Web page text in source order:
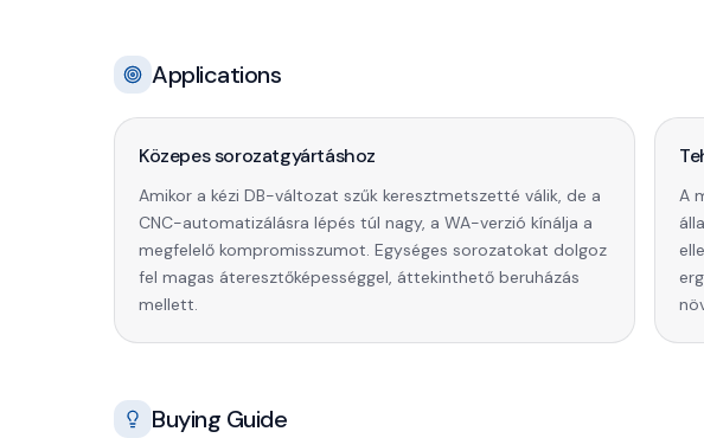
Applications
Közepes sorozatgyártáshoz
Amikor a kézi DB-változat szűk keresztmetszetté válik, de a
CNC-automatizálásra lépés túl nagy, a WA-verzió kínálja a
megfelelő kompromisszumot. Egységes sorozatokat dolgoz
fel magas áteresztőképességgel, áttekinthető beruházás
mellett.
A
Buying Guide